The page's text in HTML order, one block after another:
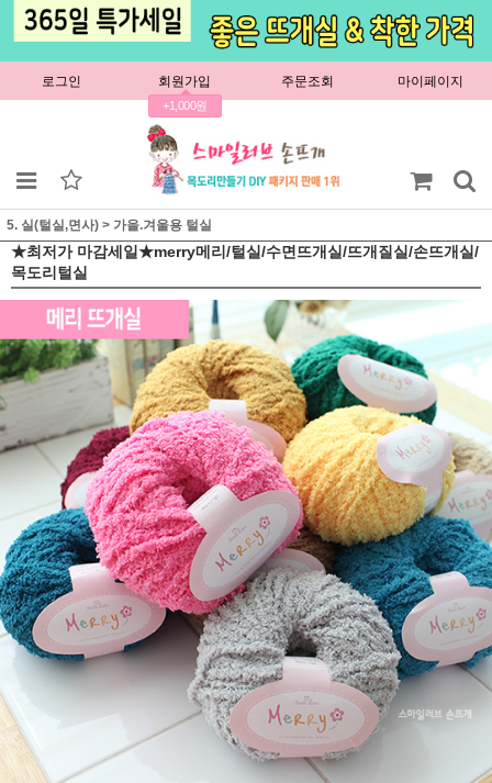
로그인 회원가입
+1,000원
주문조회 마이페이지
5. 실(털실,면사) > 가을.겨울용 털실
★최저가 마감세일★merry메리/털실/수면뜨개실/뜨개질실/손뜨개실/
목도리털실